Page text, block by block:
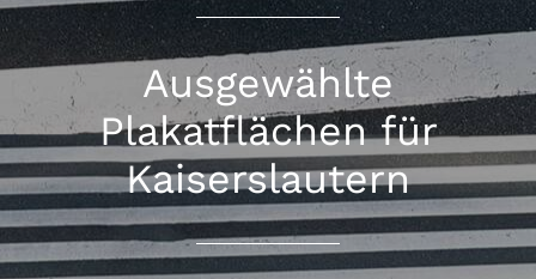
Ausgewählte
Plakatflächen für
Kaiserslautern